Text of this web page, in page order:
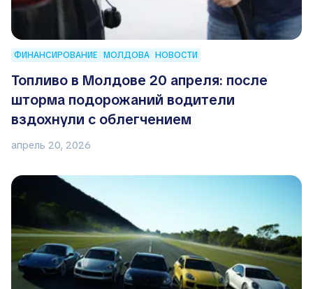
ФИНАНСИРОВАНИЕ МОЛДОВА НОВОСТИ
Топливо в Молдове 20 апреля: после
шторма подорожаний водители
вздохнули с облегчением
апрель 20, 2026